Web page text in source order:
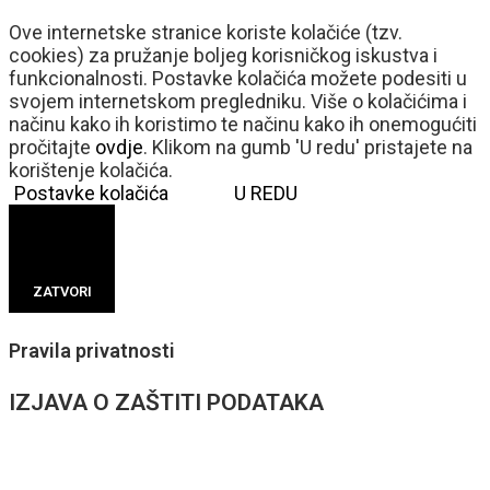
Ove internetske stranice koriste kolačiće (tzv.
cookies) za pružanje boljeg korisničkog iskustva i
funkcionalnosti. Postavke kolačića možete podesiti u
svojem internetskom pregledniku. Više o kolačićima i
načinu kako ih koristimo te načinu kako ih onemogućiti
pročitajte ovdje. Klikom na gumb 'U redu' pristajete na
korištenje kolačića.
Postavke kolačića
U REDU
ZATVORI
Pravila privatnosti
IZJAVA O ZAŠTITI PODATAKA